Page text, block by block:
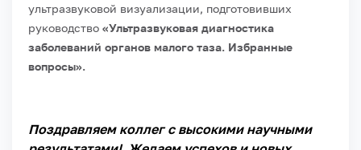
ультразвуковой визуализации, подготовивших
руководство «Ультразвуковая диагностика
заболеваний органов малого таза. Избранные
вопросы».
Поздравляем коллег с высокими научными